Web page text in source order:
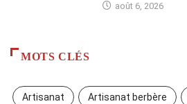
août 6, 2026
MOTS CLÉS
Artisanat Artisanat berbère